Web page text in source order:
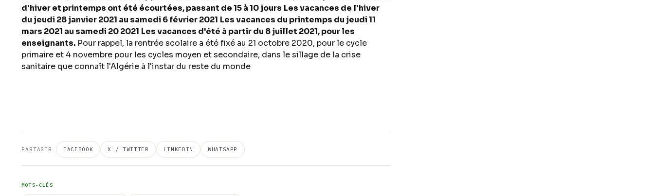
d'hiver et printemps ont été écourtées, passant de 15 à 10 jours Les vacances de l'hiver
du jeudi 28 janvier 2021 au samedi 6 février 2021 Les vacances du printemps du jeudi 11
mars 2021 au samedi 20 2021 Les vacances d'été à partir du 8 juillet 2021, pour les
enseignants. Pour rappel, la rentrée scolaire a été fixé au 21 octobre 2020, pour le cycle
primaire et 4 novembre pour les cycles moyen et secondaire, dans le sillage de la crise
sanitaire que connaît l'Algérie à l'instar du reste du monde
PARTAGER FACEBOOK X / TWITTER LINKEDIN WHATSAPP
MOTS-CLÉS